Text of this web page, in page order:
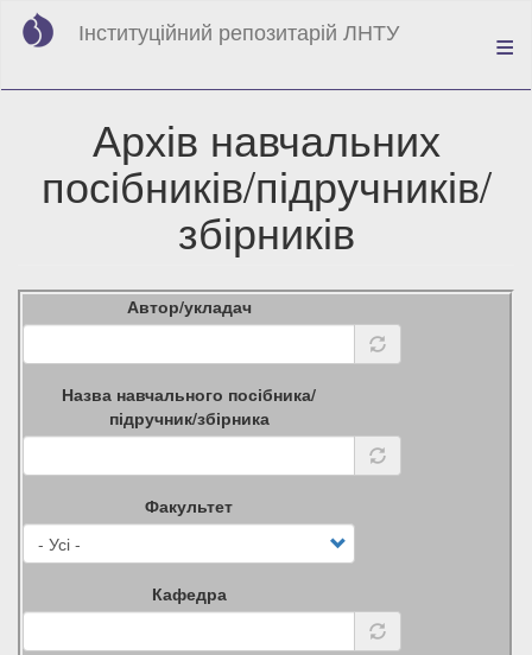
Перейти
вмісту
Інституційний репозитарій ЛНТУ
Архів навчальних
посібників/підручників/
збірників
Автор/укладач
Назва навчального посібника/
підручник/збірника
Факультет
Кафедра